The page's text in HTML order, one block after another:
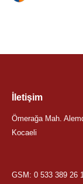
İletişim
Ömerağa Mah.
Kocaeli
GSM: 0 533 389 26